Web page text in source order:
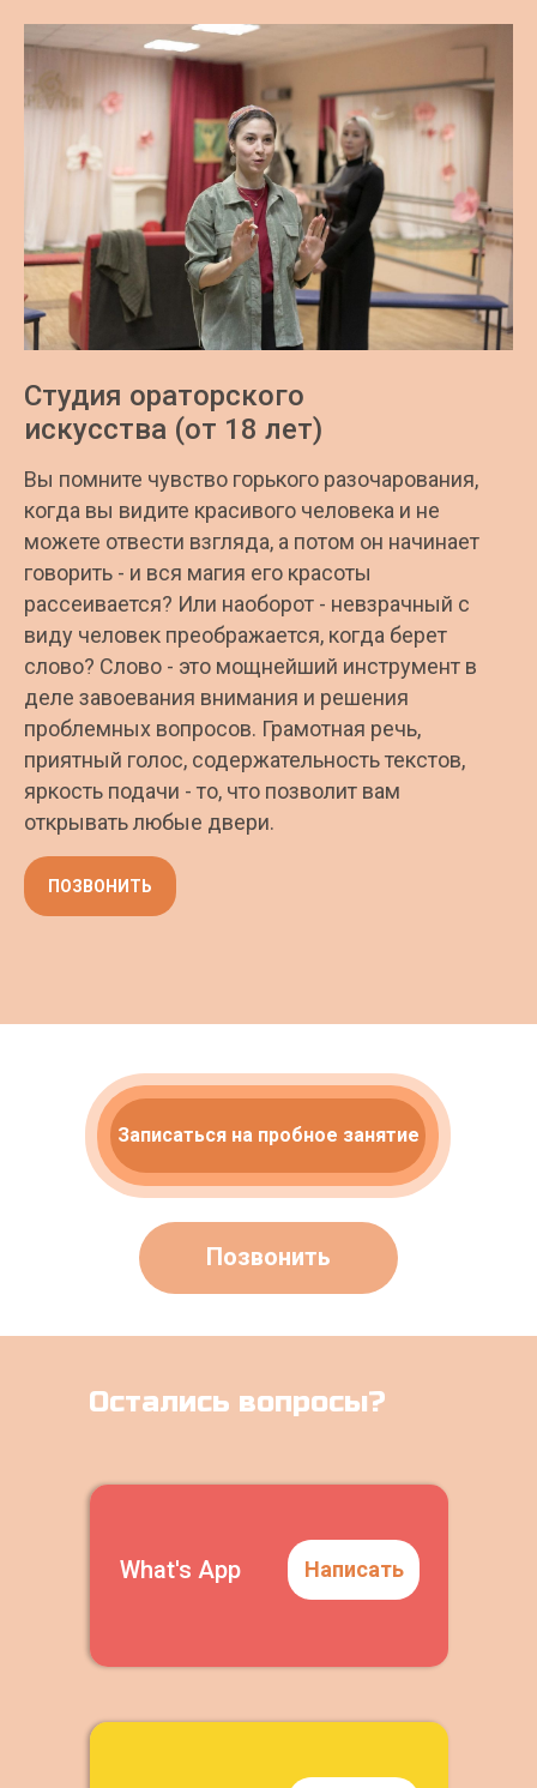
Студия ораторского
искусства (от 18 лет)
Вы помните чувство горького разочарования,
когда вы видите красивого человека и не
можете отвести взгляда, а потом он начинает
говорить - и вся магия его красоты
рассеивается? Или наоборот - невзрачный с
виду человек преображается, когда берет
слово? Слово - это мощнейший инструмент в
деле завоевания внимания и решения
проблемных вопросов. Грамотная речь,
приятный голос, содержательность текстов,
яркость подачи - то, что позволит вам
открывать любые двери.
ПОЗВОНИТЬ
Записаться на пробное занятие
Позвонить
What's App Написать
Остались вопросы?